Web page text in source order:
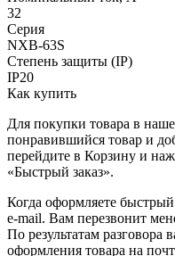
32
Серия
NXB-63S
Степень защиты (IP)
IP20
Как купить
Для покупки товара в
понравившийся товар и
перейдите в Корзину и
«Быстрый заказ».
Когда оформляете
e-mail. Вам перезвонит
По результатам разговора
оформления товара на